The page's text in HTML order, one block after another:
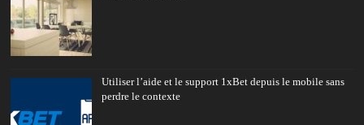
Utiliser l’aide et le support 1xBet depuis le mobile sans
perdre le contexte